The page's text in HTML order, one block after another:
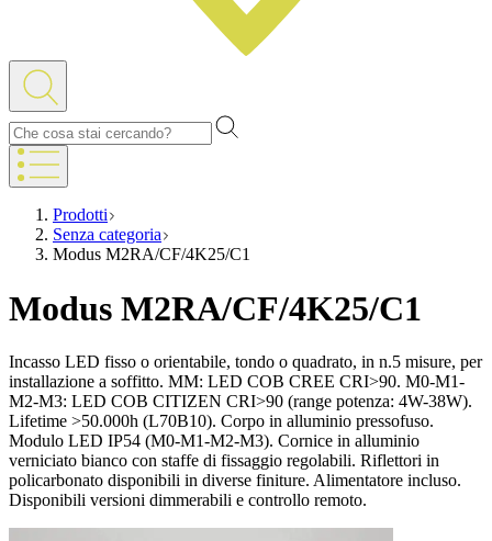
Prodotti
Senza categoria
Modus M2RA/CF/4K25/C1
Modus M2RA/CF/4K25/C1
Incasso LED fisso o orientabile, tondo o quadrato, in n.5 misure, per
installazione a soffitto. MM: LED COB CREE CRI>90. M0-M1-
M2-M3: LED COB CITIZEN CRI>90 (range potenza: 4W-38W).
Lifetime >50.000h (L70B10). Corpo in alluminio pressofuso.
Modulo LED IP54 (M0-M1-M2-M3). Cornice in alluminio
verniciato bianco con staffe di fissaggio regolabili. Riflettori in
policarbonato disponibili in diverse finiture. Alimentatore incluso.
Disponibili versioni dimmerabili e controllo remoto.